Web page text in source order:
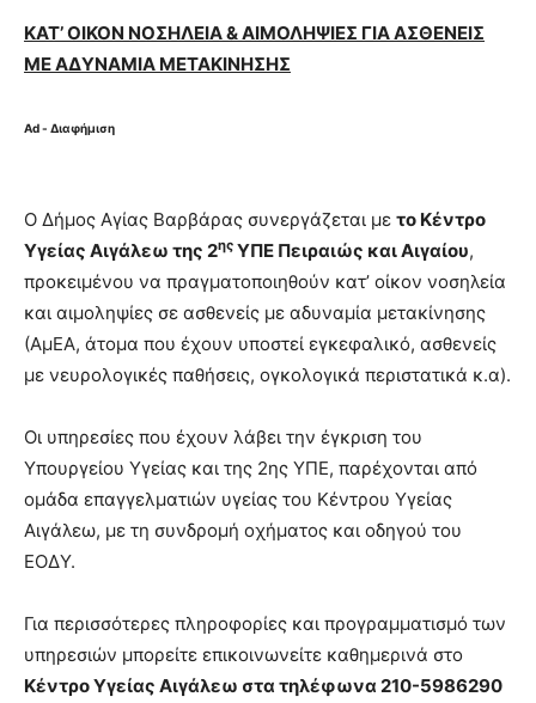
ΚΑΤ’ ΟΙΚΟΝ ΝΟΣΗΛΕΙΑ & ΑΙΜΟΛΗΨΙΕΣ ΓΙΑ ΑΣΘΕΝΕΙΣ
ΜΕ ΑΔΥΝΑΜΙΑ ΜΕΤΑΚΙΝΗΣΗΣ
Ad - Διαφήμιση
Ο Δήμος Αγίας Βαρβάρας συνεργάζεται με το Κέντρο
Υγείας Αιγάλεω της 2ης ΥΠΕ Πειραιώς και Αιγαίου,
προκειμένου να πραγματοποιηθούν κατ’ οίκον νοσηλεία
και αιμοληψίες σε ασθενείς με αδυναμία μετακίνησης
(ΑμΕΑ, άτομα που έχουν υποστεί εγκεφαλικό, ασθενείς
με νευρολογικές παθήσεις, ογκολογικά περιστατικά κ.α).
Οι υπηρεσίες που έχουν λάβει την έγκριση του
Υπουργείου Υγείας και της 2ης ΥΠΕ, παρέχονται από
ομάδα επαγγελματιών υγείας του Κέντρου Υγείας
Αιγάλεω, με τη συνδρομή οχήματος και οδηγού του
ΕΟΔΥ.
Για περισσότερες πληροφορίες και προγραμματισμό των
υπηρεσιών μπορείτε επικοινωνείτε καθημερινά στο
Κέντρο Υγείας Αιγάλεω στα τηλέφωνα 210-5986290